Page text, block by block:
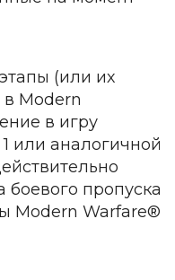
(или их
Modern
в игру
или аналогичной
боевого пропуска
Modern Warfare®